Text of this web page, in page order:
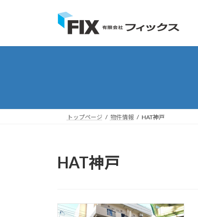
プ
動
トップページ 物件情報 HAT神戸
HAT神戸